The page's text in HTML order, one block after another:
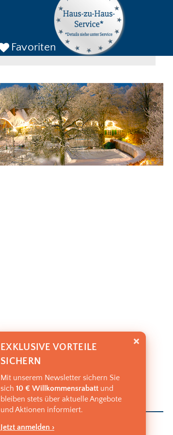
Favoriten SUCHEN
PREIS:
EXKLUSIVE VORTEILE
SICHERN
Mit unserem Newsletter sichern Sie
sich 10 € Willkommensrabatt und
bleiben stets über aktuelle Angebote
und Aktionen informiert.
Jetzt anmelden ›